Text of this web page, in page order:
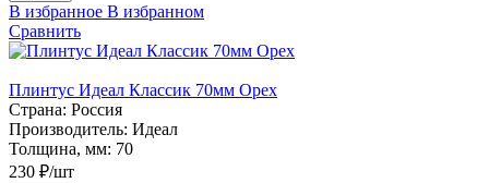
В избранное В избранном
Сравнить
Плинтус Идеал Классик 70мм Орех
Страна: Россия
Производитель: Идеал
Толщина, мм: 70
230 ₽/шт